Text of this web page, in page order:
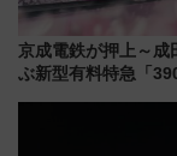
京成電鉄が押上～成
ぶ新型有料特急「